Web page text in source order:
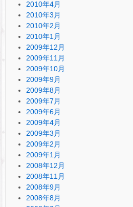
2010年4月
2010年3月
2010年2月
2010年1月
2009年12月
2009年11月
2009年10月
2009年9月
2009年8月
2009年7月
2009年6月
2009年4月
2009年3月
2009年2月
2009年1月
2008年12月
2008年11月
2008年9月
2008年8月